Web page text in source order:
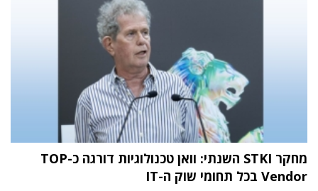
מחקר STKI השנתי: וואן טכנולוגיות דורגה כ-TOP
Vendor בכל תחומי שוק ה-IT